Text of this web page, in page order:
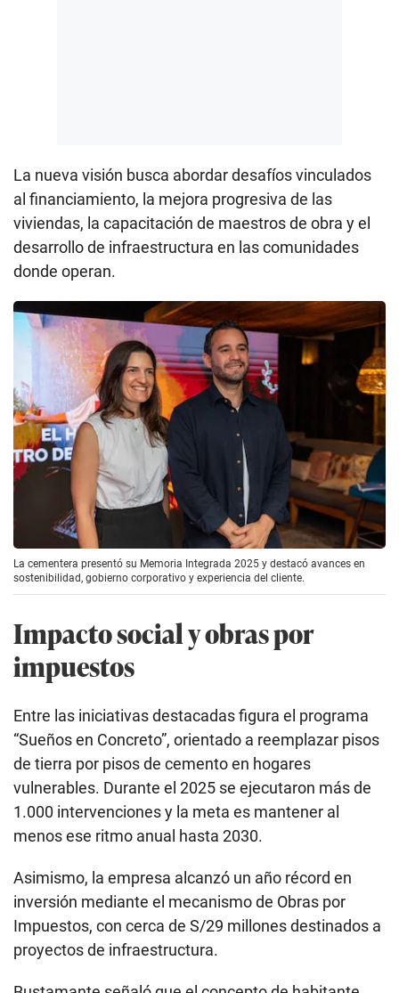
La nueva visión busca abordar desafíos vinculados
al financiamiento, la mejora progresiva de las
viviendas, la capacitación de maestros de obra y el
desarrollo de infraestructura en las comunidades
donde operan.
La cementera presentó su Memoria Integrada 2025 y destacó avances en
sostenibilidad, gobierno corporativo y experiencia del cliente.
Impacto social y obras por
impuestos
Entre las iniciativas destacadas figura el programa
“Sueños en Concreto”, orientado a reemplazar pisos
de tierra por pisos de cemento en hogares
vulnerables. Durante el 2025 se ejecutaron más de
1.000 intervenciones y la meta es mantener al
menos ese ritmo anual hasta 2030.
Asimismo, la empresa alcanzó un año récord en
inversión mediante el mecanismo de Obras por
Impuestos, con cerca de S/29 millones destinados a
proyectos de infraestructura.